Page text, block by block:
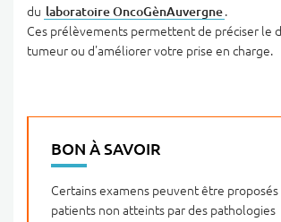
du laboratoire OncoGènAuvergne.
Ces prélèvements permettent de préciser le
tumeur ou d'améliorer votre prise en charge.
BON À SAVOIR
Certains examens peuvent être proposés
patients non atteints par des pathologies